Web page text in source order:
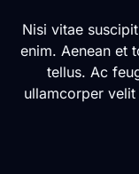
Nisi vitae
enim. Aenean et
tellus. Ac
ullamcorper